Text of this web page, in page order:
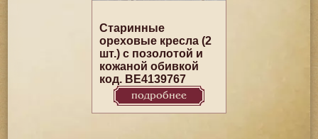
Старинные
ореховые кресла (2
шт.) с позолотой и
кожаной обивкой
код. BE4139767
подробнее